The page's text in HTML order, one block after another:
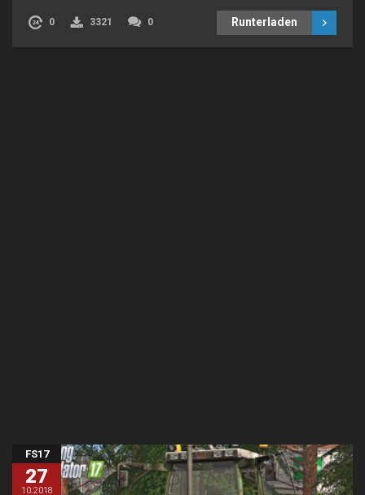
0 3321 0 Runterladen
FS17
27
10.2018